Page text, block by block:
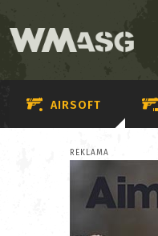
AIRSOFT
REKLAMA